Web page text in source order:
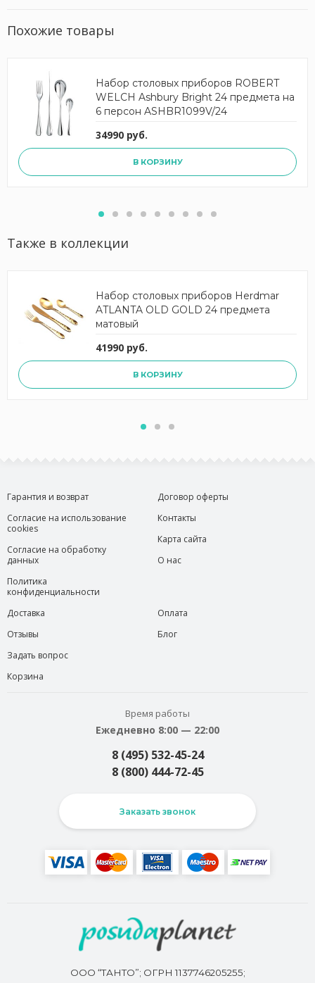
Похожие товары
Набор столовых приборов ROBERT
WELCH Ashbury Bright 24 предмета на
6 персон ASHBR1099V/24
34990 руб.
В КОРЗИНУ
Также в коллекции
Набор столовых приборов Herdmar
ATLANTA OLD GOLD 24 предмета
матовый
41990 руб.
В КОРЗИНУ
Гарантия и возврат
Согласие на использование
cookies
Согласие на обработку
данных
Политика
конфиденциальности
Договор оферты
Контакты
Карта сайта
О нас
Доставка
Отзывы
Задать вопрос
Корзина
Оплата
Блог
Время работы
Ежедневно 8:00 — 22:00
8 (495) 532-45-24
8 (800) 444-72-45
Заказать звонок
ООО “ТАНТО”; ОГРН 1137746205255;